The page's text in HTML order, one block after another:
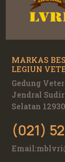
MARKAS
LEGIUN
Gedung
Jendral
Selatan 12930
(021)
Email: